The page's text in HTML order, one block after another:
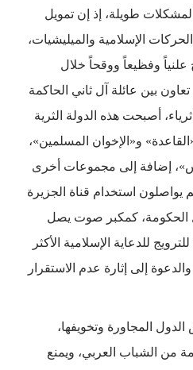
طويلة، إذ إن تمويل
الإسلامية والميليشيات،
وفظيعاً ووقحاً خلال
بين عائلة آل ثاني الحاكمة
أصبحت هذه الدولة الثرية
و«الإخوان المسلمين»،
إضافة إلى مجموعات أخرى
يواصلون استخدام قناة الجزيرة
الحكومة، كمكبر صوت يصل
للدعاية الإسلامية الأكثر
إلى إثارة عدم الاستقرار
المجاورة وتخويفها،
من الشباب العربي، ويمنع